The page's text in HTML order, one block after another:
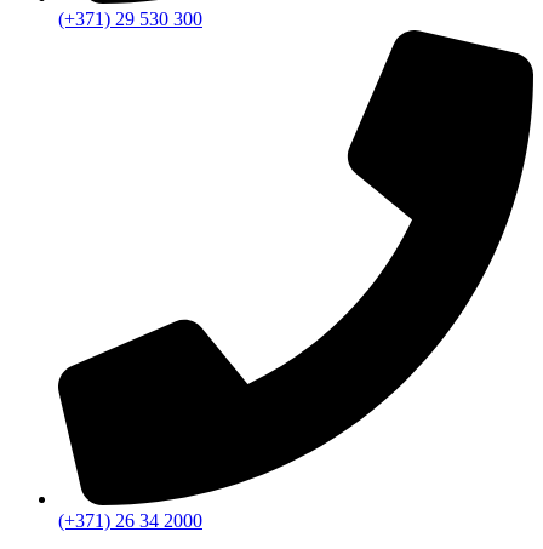
(+371) 29 530 300
(+371) 26 34 2000